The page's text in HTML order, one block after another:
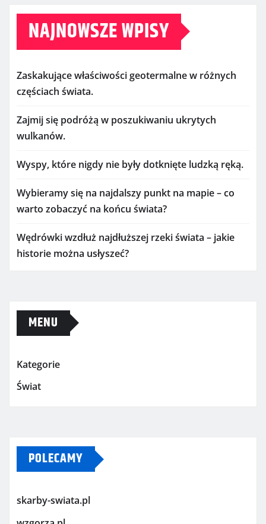
NAJNOWSZE WPISY
Zaskakujące właściwości geotermalne w różnych
częściach świata.
Zajmij się podróżą w poszukiwaniu ukrytych
wulkanów.
Wyspy, które nigdy nie były dotknięte ludzką ręką.
Wybieramy się na najdalszy punkt na mapie – co
warto zobaczyć na końcu świata?
Wędrówki wzdłuż najdłuższej rzeki świata – jakie
historie można usłyszeć?
MENU
Kategorie
Świat
POLECAMY
skarby-swiata.pl